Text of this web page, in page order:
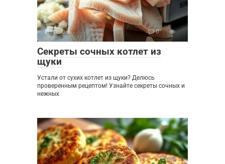
Из рыбы 0
Секреты сочных котлет из
щуки
Устали от сухих котлет из щуки? Делюсь
проверенным рецептом! Узнайте секреты сочных и
нежных